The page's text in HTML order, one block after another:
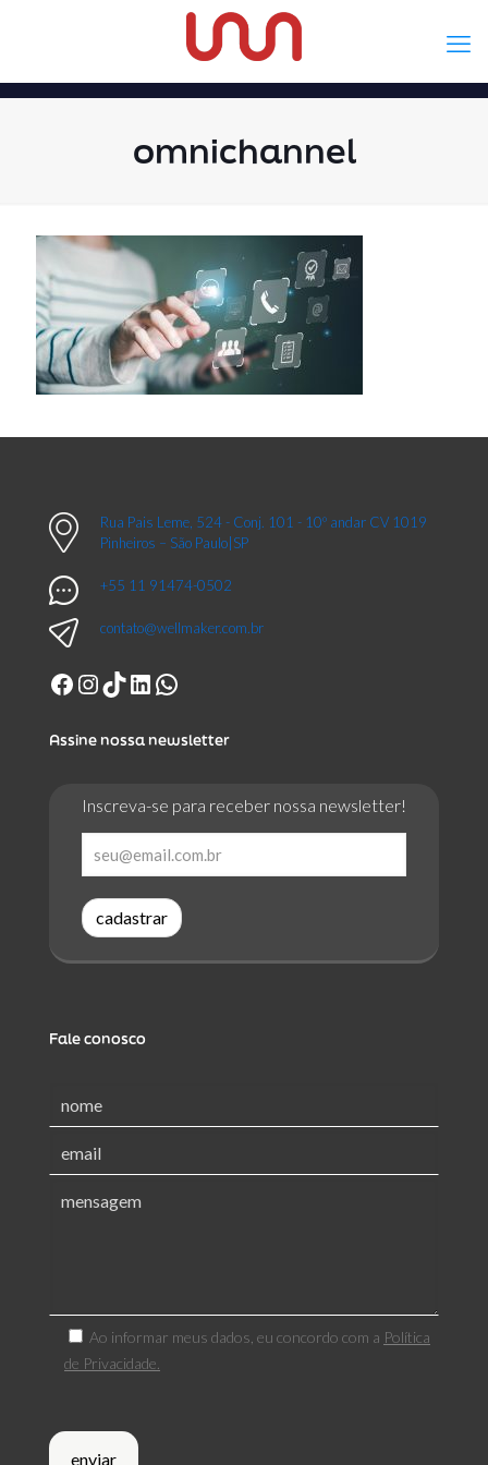
omnichannel
Rua Pais Leme, 524 - Conj. 101 - 10º andar CV 1019
Pinheiros – São Paulo|SP
+55 11 91474-0502
contato@wellmaker.com.br
Facebook
Instagram
TikTok
LinkedIn
WhatsApp
Assine nossa newsletter
Inscreva-se para receber nossa newsletter!
cadastrar
Fale conosco
Ao informar meus dados, eu concordo com a Política
de Privacidade.